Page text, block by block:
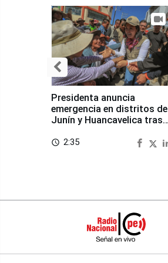
Presidenta anuncia
emergencia en distritos de
Junín y Huancavelica tras
access_time 2:35